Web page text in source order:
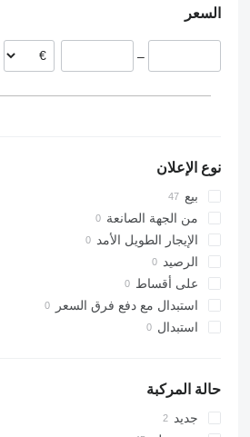
إسبانيا
بولندا
السعر
–
نوع الإعلان
بيع
من الجهة الصانعة
الإيجار الطويل الأمد
الرصيد
على أقساط
استبدال مع دفع فرق السعر
استبدال
حالة المركبة
جديد